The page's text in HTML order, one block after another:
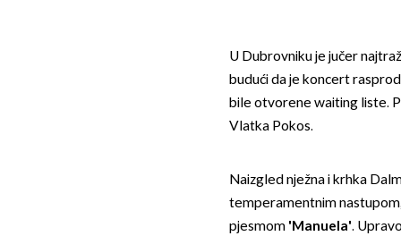
U Dubrovniku je jučer
budući da je koncert
bile otvorene waiting liste.
Vlatka Pokos.
Naizgled nježna i krhka
temperamentnim
pjesmom 'Manuela'.